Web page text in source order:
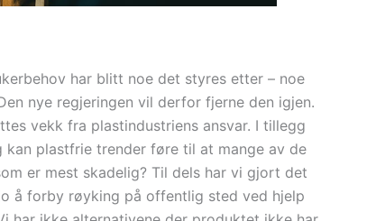
har blitt noe det styres etter – noe
nye regjeringen vil derfor fjerne den igjen.
vekk fra plastindustriens ansvar. I tillegg
kan plastfrie trender føre til at mange av de
er mest skadelig? Til dels har vi gjort det
å forby røyking på offentlig sted ved hjelp